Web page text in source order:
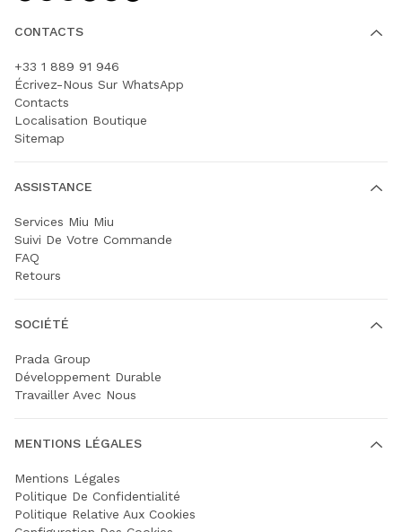
CONTACTS
+33 1 889 91 946
Écrivez-Nous Sur WhatsApp
Contacts
Localisation Boutique
Sitemap
ASSISTANCE
Services Miu Miu
Suivi De Votre Commande
FAQ
Retours
SOCIÉTÉ
Prada Group
Développement Durable
Travailler Avec Nous
MENTIONS LÉGALES
Mentions Légales
Politique De Confidentialité
Politique Relative Aux Cookies